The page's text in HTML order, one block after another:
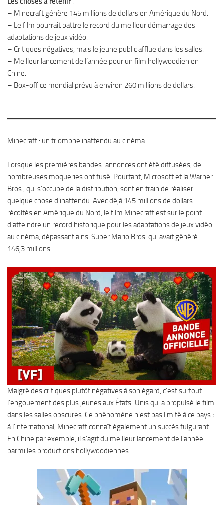
– Minecraft génère 145 millions de dollars en Amérique du Nord.
– Le film pourrait battre le record du meilleur démarrage des
adaptations de jeux vidéo.
– Critiques négatives, mais le jeune public afflue dans les salles.
– Meilleur lancement de l’année pour un film hollywoodien en
Chine.
– Box-office mondial prévu à environ 260 millions de dollars.
Minecraft : un triomphe inattendu au cinéma
Lorsque les premières bandes-annonces ont été diffusées, de
nombreuses moqueries ont fusé. Pourtant, Microsoft et la Warner
Bros., qui s’occupe de la distribution, sont en train de réaliser
quelque chose d’inattendu. Avec déjà 145 millions de dollars
récoltés en Amérique du Nord, le film Minecraft est sur le point
d’atteindre un record historique pour les adaptations de jeux vidéo
au cinéma, dépassant ainsi Super Mario Bros. qui avait généré
146,3 millions.
Malgré des critiques plutôt négatives à son égard, c’est surtout
l’engouement des plus jeunes aux États-Unis qui a propulsé le film
dans les salles obscures. Ce phénomène n’est pas limité à ce pays ;
à l’international, Minecraft connaît également un succès fulgurant.
En Chine par exemple, il s’agit du meilleur lancement de l’année
parmi les productions hollywoodiennes.